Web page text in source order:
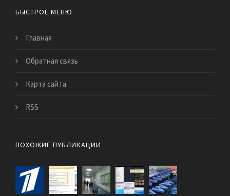
БЫСТРОЕ МЕНЮ
Главная
Обратная связь
Карта сайта
RSS
ПОХОЖИЕ ПУБЛИКАЦИИ